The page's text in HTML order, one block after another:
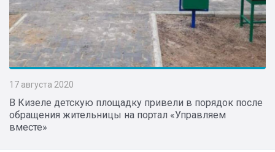
17 августа 2020
В Кизеле детскую площадку привели в порядок после
обращения жительницы на портал «Управляем
вместе»